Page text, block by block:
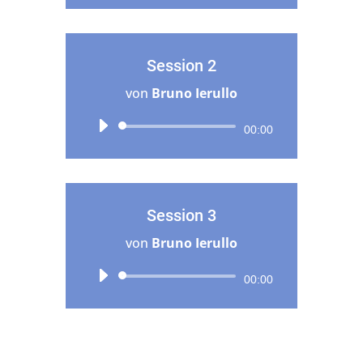
Session 2
von Bruno Ierullo
Audio-
00:00
Session 3
von Bruno Ierullo
Audio-
00:00